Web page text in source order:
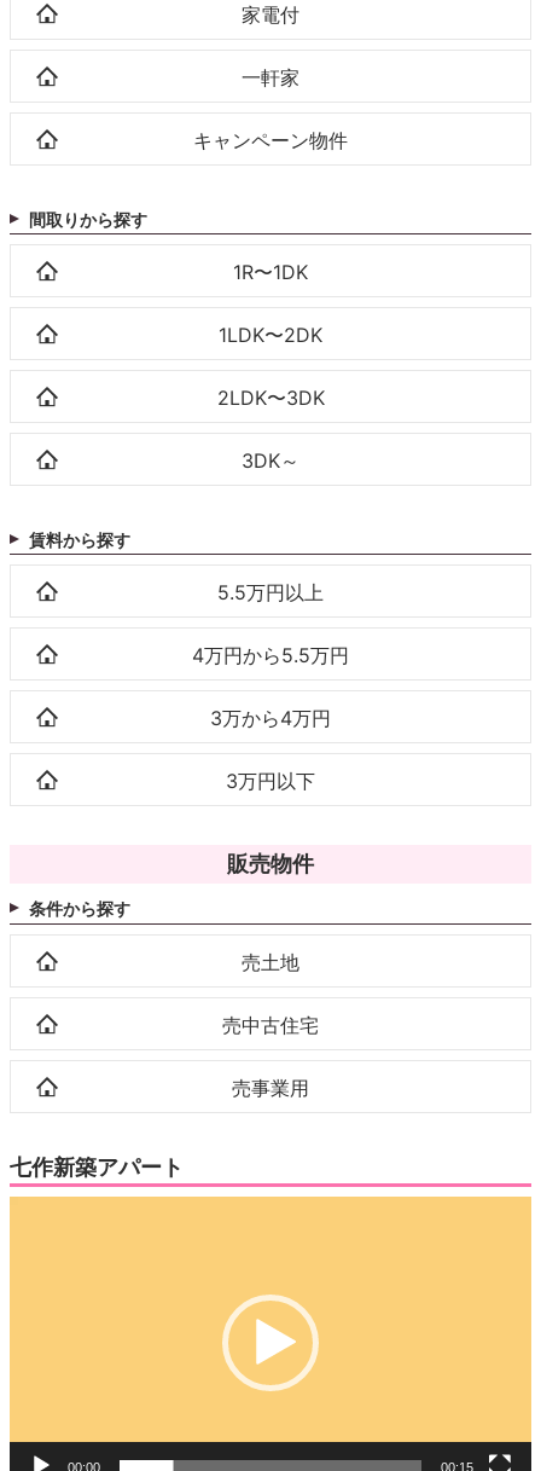
家電付
一軒家
キャンペーン物件
間取りから探す
1R〜1DK
1LDK〜2DK
2LDK〜3DK
3DK～
賃料から探す
5.5万円以上
4万円から5.5万円
3万から4万円
3万円以下
販売物件
条件から探す
売土地
売中古住宅
売事業用
七作新築アパート
00:00 00:15